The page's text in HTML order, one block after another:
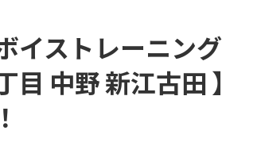
イストレーニング
目 中野 新江古田 】